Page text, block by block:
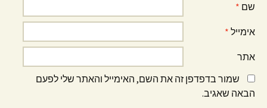
שם *
אימייל *
אתר
שמור בדפדפן זה את השם, האימייל והאתר שלי לפעם
הבאה שאגיב.